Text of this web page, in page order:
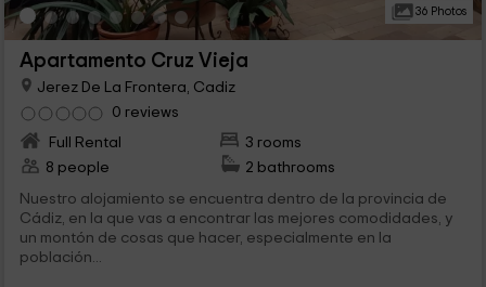
36 Photos
Apartamento Cruz Vieja
Jerez De La Frontera, Cadiz
0 reviews
Full Rental
3 rooms
8 people
2 bathrooms
Nuestro alojamiento se encuentra dentro de la provincia de
Cádiz, en la que vas a encontrar las mejores comodidades, y
un montón de cosas que hacer, especialmente en la
población...